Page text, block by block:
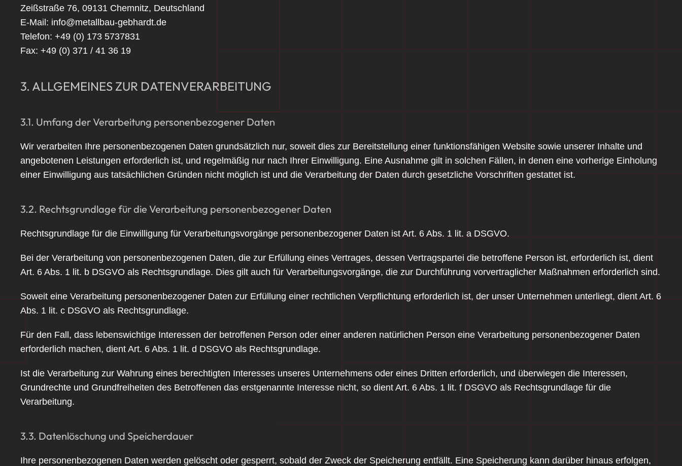
Zeißstraße 76, 09131 Chemnitz, Deutschland
E-Mail: info@metallbau-gebhardt.de
Telefon: +49 (0) 173 5737831
Fax: +49 (0) 371 / 41 36 19
3. ALLGEMEINES ZUR DATENVERARBEITUNG
3.1. Umfang der Verarbeitung personenbezogener Daten
Wir verarbeiten Ihre personenbezogenen Daten grundsätzlich nur, soweit dies zur Bereitstellung einer funktionsfähigen Website sowie unserer Inhalte und
angebotenen Leistungen erforderlich ist, und regelmäßig nur nach Ihrer Einwilligung. Eine Ausnahme gilt in solchen Fällen, in denen eine vorherige Einholung
einer Einwilligung aus tatsächlichen Gründen nicht möglich ist und die Verarbeitung der Daten durch gesetzliche Vorschriften gestattet ist.
3.2. Rechtsgrundlage für die Verarbeitung personenbezogener Daten
Rechtsgrundlage für die Einwilligung für Verarbeitungsvorgänge personenbezogener Daten ist Art. 6 Abs. 1 lit. a DSGVO.
Bei der Verarbeitung von personenbezogenen Daten, die zur Erfüllung eines Vertrages, dessen Vertragspartei die betroffene Person ist, erforderlich ist, dient
Art. 6 Abs. 1 lit. b DSGVO als Rechtsgrundlage. Dies gilt auch für Verarbeitungsvorgänge, die zur Durchführung vorvertraglicher Maßnahmen erforderlich sind.
Soweit eine Verarbeitung personenbezogener Daten zur Erfüllung einer rechtlichen Verpflichtung erforderlich ist, der unser Unternehmen unterliegt, dient Art. 6
Abs. 1 lit. c DSGVO als Rechtsgrundlage.
Für den Fall, dass lebenswichtige Interessen der betroffenen Person oder einer anderen natürlichen Person eine Verarbeitung personenbezogener Daten
erforderlich machen, dient Art. 6 Abs. 1 lit. d DSGVO als Rechtsgrundlage.
Ist die Verarbeitung zur Wahrung eines berechtigten Interesses unseres Unternehmens oder eines Dritten erforderlich, und überwiegen die Interessen,
Grundrechte und Grundfreiheiten des Betroffenen das erstgenannte Interesse nicht, so dient Art. 6 Abs. 1 lit. f DSGVO als Rechtsgrundlage für die
Verarbeitung.
3.3. Datenlöschung und Speicherdauer
Ihre personenbezogenen Daten werden gelöscht oder gesperrt, sobald der Zweck der Speicherung entfällt. Eine Speicherung kann darüber hinaus erfolgen,